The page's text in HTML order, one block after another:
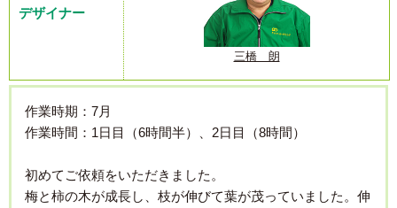
デザイナー
三橋 朗
作業時期：7月
作業時間：1日目（6時間半）、2日目（8時間）
初めてご依頼をいただきました。
梅と柿の木が成長し、枝が伸びて葉が茂っていました。伸